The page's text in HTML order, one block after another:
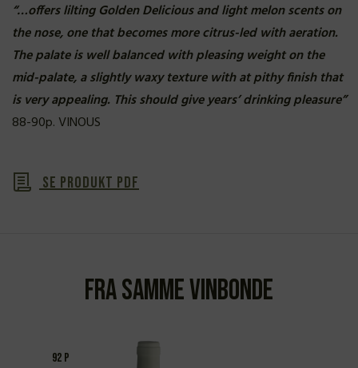
“…offers lilting Golden Delicious and light melon scents on
the nose, one that becomes more citrus-led with aeration.
The palate is well balanced with pleasing weight on the
mid-palate, a slightly waxy texture with at pithy finish that
is very appealing. This should give years’ drinking pleasure”
88-90p. VINOUS
Se produkt PDF
Fra samme vinbonde
92 P